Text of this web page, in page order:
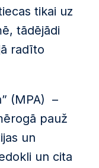
tikai uz
tādējādi
radīto
(MPA) –
pauž
un
un cita